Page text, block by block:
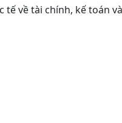
về tài chính, kế toán